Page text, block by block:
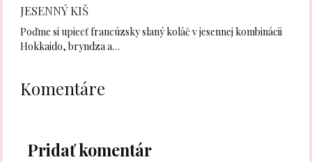
JESENNÝ KIŠ
Poďme si upiecť francúzsky slaný koláč v jesennej kombinácii
Hokkaido, bryndza a…
Komentáre
Pridať komentár